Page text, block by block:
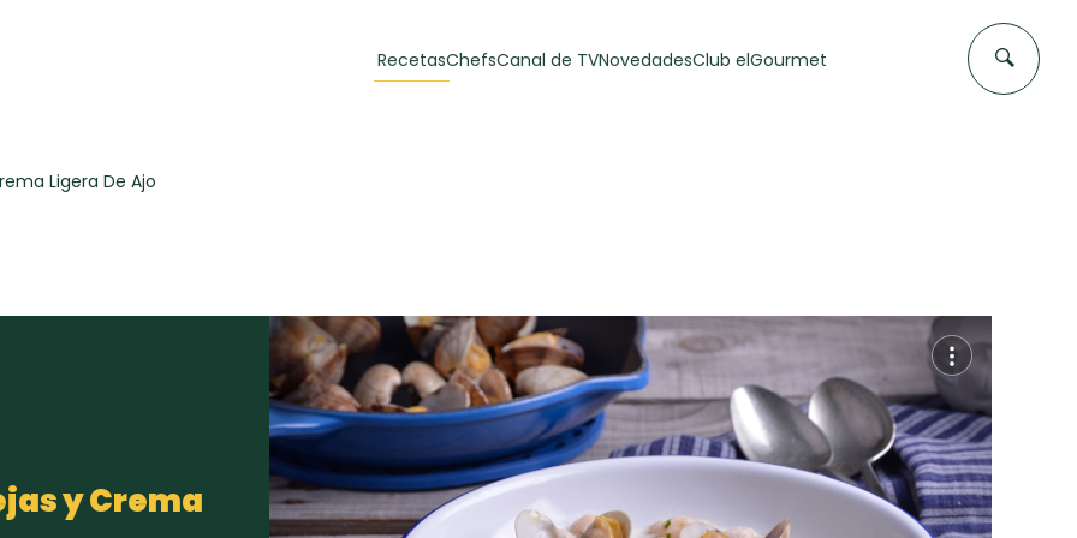
Recetas
Toast de trucha
curada y queso
casero
30 min
EMPANADAS DE
CARNE
60 min
FLAN CASERO
50 min
ChefsCanal de TVNovedadesClub elGourmet
Ligera De Ajo
y Crema